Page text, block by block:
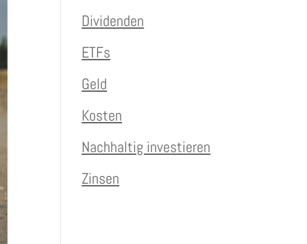
Dividenden
ETFs
Geld
Kosten
Nachhaltig investieren
Zinsen